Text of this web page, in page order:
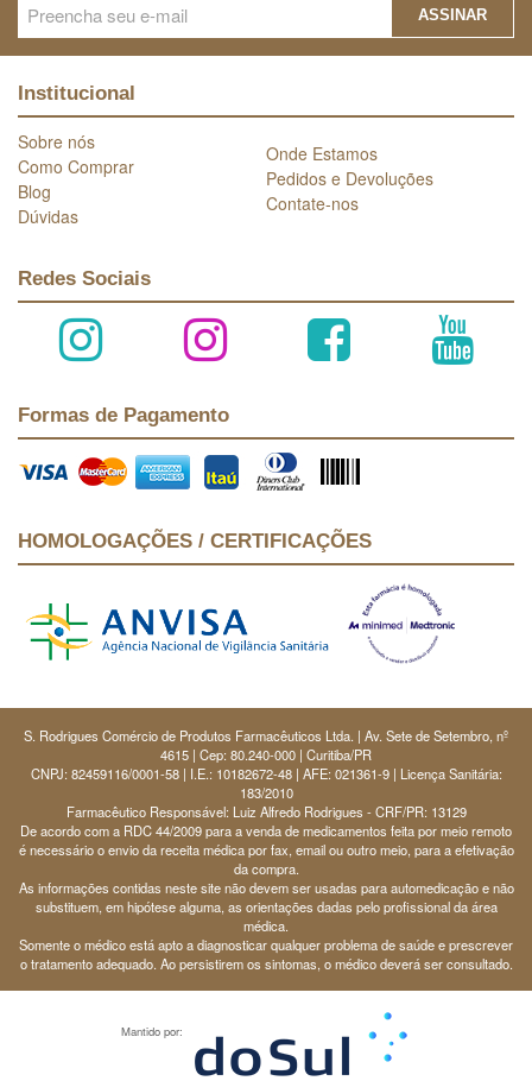
ASSINAR
Institucional
Sobre nós
Como Comprar
Blog
Dúvidas
Onde Estamos
Pedidos e Devoluções
Contate-nos
Redes Sociais
Formas de Pagamento
HOMOLOGAÇÕES / CERTIFICAÇÕES
S. Rodrigues Comércio de Produtos Farmacêuticos Ltda. | Av. Sete de Setembro, nº
4615 | Cep: 80.240-000 | Curitiba/PR
CNPJ: 82459116/0001-58 | I.E.: 10182672-48 | AFE: 021361-9 | Licença Sanitária:
183/2010
Farmacêutico Responsável: Luiz Alfredo Rodrigues - CRF/PR: 13129
De acordo com a RDC 44/2009 para a venda de medicamentos feita por meio remoto
é necessário o envio da receita médica por fax, email ou outro meio, para a efetivação
da compra.
As informações contidas neste site não devem ser usadas para automedicação e não
substituem, em hipótese alguma, as orientações dadas pelo profissional da área
médica.
Somente o médico está apto a diagnosticar qualquer problema de saúde e prescrever
o tratamento adequado. Ao persistirem os sintomas, o médico deverá ser consultado.
Mantido por: